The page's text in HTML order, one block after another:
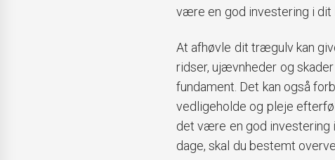
være en god investering i dit
At afhøvle dit trægulv kan
ridser, ujævnheder og
fundament. Det kan også
vedligeholde og pleje
det være en god investering
dage, skal du bestemt